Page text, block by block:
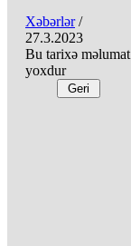
Xəbərlər/
27.3.2023
Bu tarixə məlumat
yoxdur